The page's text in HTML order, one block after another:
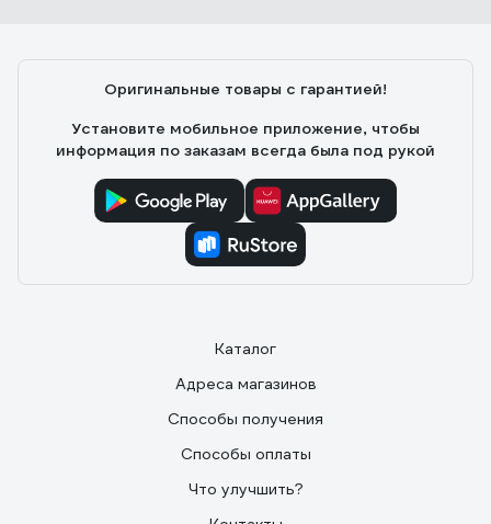
Оригинальные товары с гарантией!
Установите мобильное приложение, чтобы
информация по заказам всегда была под рукой
Каталог
Адреса магазинов
Способы получения
Способы оплаты
Что улучшить?